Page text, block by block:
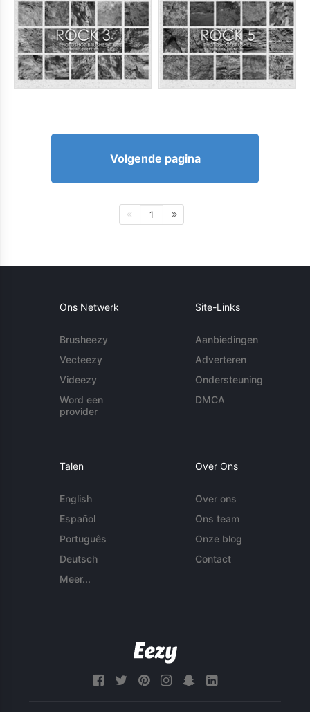
Volgende pagina
1
Ons Netwerk
Brusheezy
Vecteezy
Videezy
Word een
provider
Site-Links
Aanbiedingen
Adverteren
Ondersteuning
DMCA
Talen
English
Español
Português
Deutsch
Meer...
Over Ons
Over ons
Ons team
Onze blog
Contact